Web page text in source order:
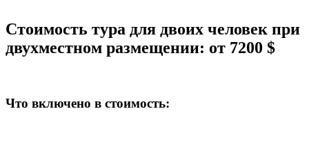
Стоимость тура для двоих человек при
двухместном размещении: от 7200 $
Что включено в стоимость: